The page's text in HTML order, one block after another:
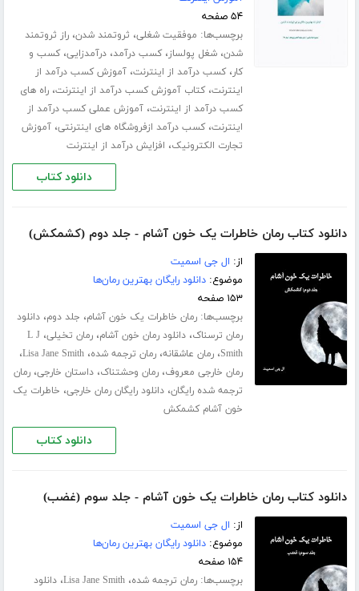
۵۴ صفحه
برچسب‌ها: موفقیت شغلی، ثروتمند شدن،راز ثروتمند
شدن،شغل پولساز،کسب درآمد،درآمدزایی،کسب و
کار،کسب درآمد از اینترنت،آموزش کسب درآمد از
اینترنت،کتاب آموزش کسب درآمد از اینترنت،راه های
کسب درآمد از اینترنت،آموزش عملی کسب درآمد از
اینترنت،کسب درآمد ازفروشگاه های اینترنتی،آموزش
تجارت الکترونیک، افزایش درآمد از اینترنت
دانلود کتاب
دانلود کتاب رمان خاطرات یک خون آشام - جلد دوم (کشمکش)
از: ال جی اسمیت
موضوع:دانلود رایگان بهترین رمان‌ها
۱۵۳ صفحه
برچسب‌ها:رمان خاطرات یک خون آشام، جلد دوم،دانلود
رمان ترسناک،دانلود رمان خون آشام،رمان تخیلی، L J
Smith،رمان عاشقانه،رمان ترجمه شده،Lisa Jane Smith،
رمان خارجی معروف،رمان وحشتناک،داستان خارجی،رمان
ترجمه شده رایگان،دانلود رایگان رمان خارجی، خاطرات یک
خون آشام کشمکش
دانلود کتاب
دانلود کتاب رمان خاطرات یک خون آشام - جلد سوم (غضب)
از: ال جی اسمیت
موضوع:دانلود رایگان بهترین رمان‌ها
۱۵۴ صفحه
برچسب‌ها:رمان ترجمه شده،Lisa Jane Smith،دانلود